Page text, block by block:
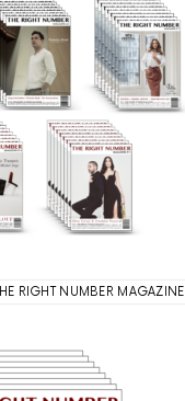
THE RIGHT NUMBER MAGAZINE